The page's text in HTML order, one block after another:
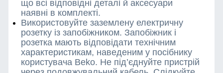
що всі відповідні деталі й аксесуари
наявні в комплекті.
Використовуйте заземлену електричну
розетку із запобіжником. Запобіжник і
розетка мають відповідати технічним
характеристикам, наведеним у посібнику
користувача Beko. Не під’єднуйте пристрій